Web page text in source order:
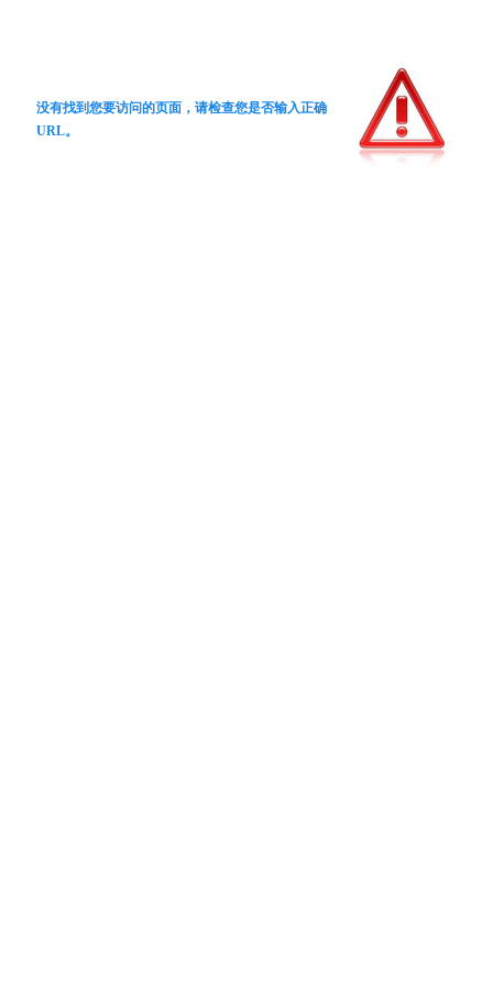
没有找到您要访问的页面，请检查您是否输入正确
URL。